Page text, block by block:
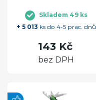
Skladem 49 ks
+ 5 013 ks do 4-5 prac. dnů
143 Kč
bez DPH